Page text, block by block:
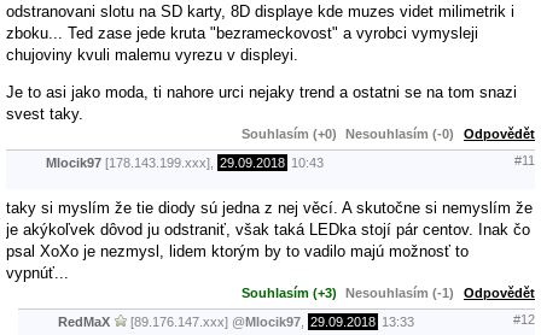
odstranovani slotu na SD karty, 8D displaye kde muzes videt milimetrik i
zboku... Ted zase jede kruta "bezrameckovost" a vyrobci vymysleji
chujoviny kvuli malemu vyrezu v displeyi.
Je to asi jako moda, ti nahore urci nejaky trend a ostatni se na tom snazi
svest taky.
Souhlasím (+0) Nesouhlasím (-0) Odpovědět
Mlocik97 [178.143.199.xxx], 29.09.2018 10:43 #11
taky si myslím že tie diody sú jedna z nej věcí. A skutočne si nemyslím že
je akýkoľvek dôvod ju odstraniť, však taká LEDka stojí pár centov. Inak čo
psal XoXo je nezmysl, lidem ktorým by to vadilo majú možnosť to
vypnúť...
Souhlasím (+3) Nesouhlasím (-1) Odpovědět
RedMaX [89.176.147.xxx] @Mlocik97 29.09.2018 13:33 #12